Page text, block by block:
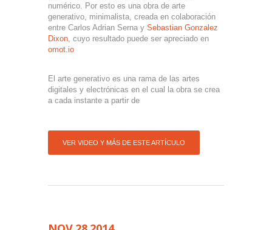
numérico. Por esto es una obra de arte
generativo, minimalista, creada en colaboración
entre Carlos Adrian Serna y Sebastian Gonzalez
Dixon, cuyo resultado puede ser apreciado en
omot.io
El arte generativo es una rama de las artes
digitales y electrónicas en el cual la obra se crea
a cada instante a partir de
VER VIDEO Y MÁS DE ESTE ARTÍCULO